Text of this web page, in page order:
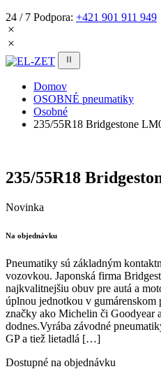
24 / 7 Podpora: +421 901 911 949
Domov
OSOBNÉ pneumatiky
Osobné
235/55R18 Bridgestone
235/55R18
Novinka
Na objednávku
Pneumatiky sú základným
vozovkou. Japonská firma
najkvalitnejšiu obuv pre autá a
úplnou jednotkou v gumárenskom
značky ako Michelin či Goodyear
dodnes.Vyrába závodné
GP a tiež lietadlá […]
Dostupné na objednávku